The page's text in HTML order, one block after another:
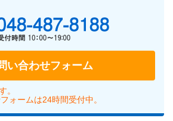
い合わせフォーム
。
ォームは24時間受付中。